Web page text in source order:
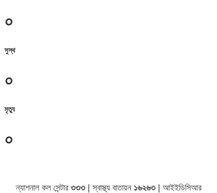
০
সুস্থ
০
মৃত্যু
০
ন্যাশনাল কল সেন্টার ৩৩৩| স্বাস্থ্য বাতায়ন ১৬২৬৩| আইইডিসিআর